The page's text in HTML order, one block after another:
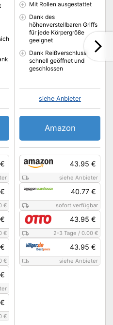
€
€
€
€
43.95 €
siehe Anbieter
40.77 €
sofort verfügbar
43.95 €
2-3 Tage / 0.00 €
43.95 €
siehe Anbieter
Mit Rollen ausgestattet
Dank des
höhenverstellbaren Griffs
für jede Körpergröße
geeignet
Dank Reißverschluss
schnell geöffnet und
geschlossen
siehe Anbieter
Amazon